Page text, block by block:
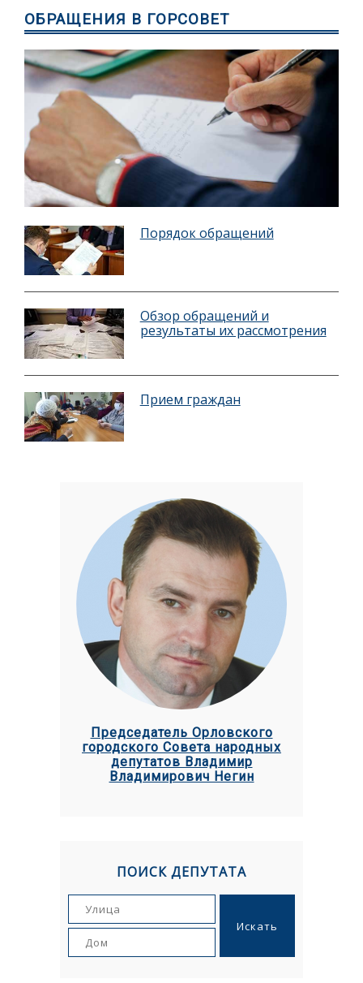
ОБРАЩЕНИЯ В ГОРСОВЕТ
Порядок обращений
Обзор обращений и
результаты их рассмотрения
Прием граждан
Председатель Орловского
городского Совета народных
депутатов Владимир
Владимирович Негин
ПОИСК ДЕПУТАТА